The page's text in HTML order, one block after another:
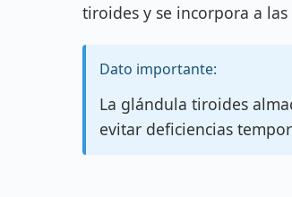
tiroides y se incorpora a
Dato importante:
La glándula tiroides
evitar deficiencias